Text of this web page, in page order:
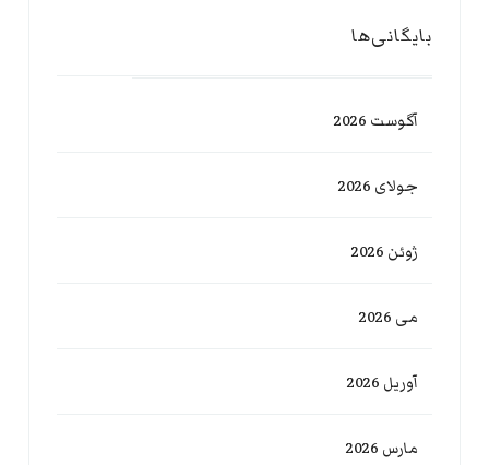
بایگانی‌ها
آگوست 2026
جولای 2026
ژوئن 2026
می 2026
آوریل 2026
مارس 2026